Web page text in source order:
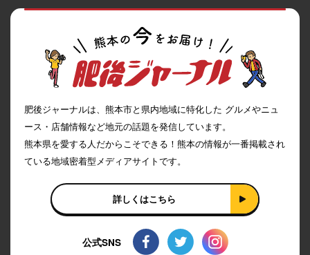
肥後ジャーナルは、熊本市と県内地域に特化した グルメやニュ
ース・店舗情報など地元の話題を発信しています。
熊本県を愛する人だからこそできる！熊本の情報が一番掲載され
ている地域密着型メディアサイトです。
詳しくはこちら
公式SNS